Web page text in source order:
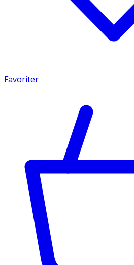
Favoriter